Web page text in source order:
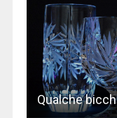
Qualche